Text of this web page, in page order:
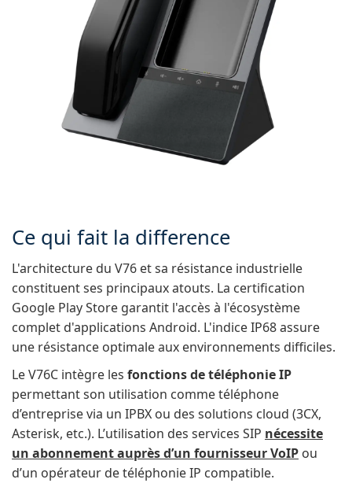
Ce qui fait la difference
L'architecture du V76 et sa résistance industrielle
constituent ses principaux atouts. La certification
Google Play Store garantit l'accès à l'écosystème
complet d'applications Android. L'indice IP68 assure
une résistance optimale aux environnements difficiles.
Le V76C intègre les fonctions de téléphonie IP
permettant son utilisation comme téléphone
d’entreprise via un IPBX ou des solutions cloud (3CX,
Asterisk, etc.). L’utilisation des services SIP nécessite
un abonnement auprès d’un fournisseur VoIP ou
d’un opérateur de téléphonie IP compatible.